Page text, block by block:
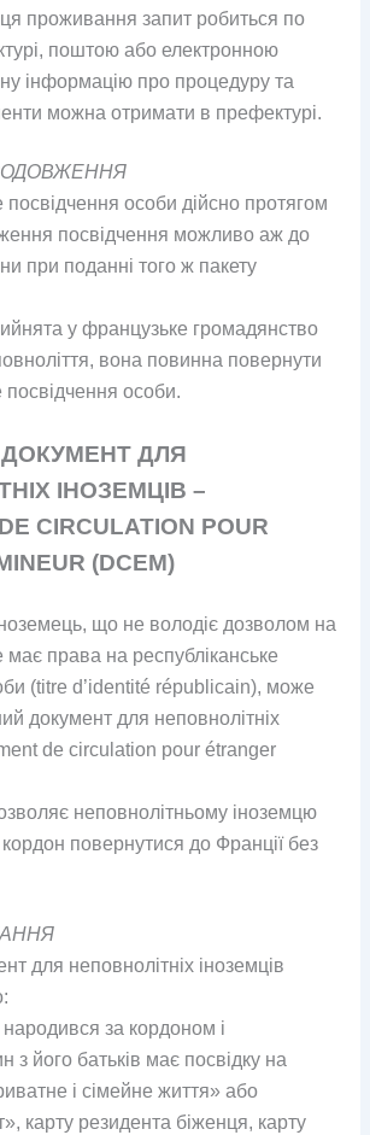
проживання запит робиться по
поштою або електронною
інформацію про процедуру та
можна отримати в префектурі.
посвідчення особи дійсно протягом
посвідчення можливо аж до
при поданні того ж пакету
у французьке громадянство
вона повинна повернути
посвідчення особи.
ДЛЯ
ІНОЗЕМЦІВ –
CIRCULATION POUR
(DCEM)
що не володіє дозволом на
права на республіканське
(titre d’identité républicain), може
документ для неповнолітніх
de circulation pour étranger
неповнолітньому іноземцю
кордон повернутися до Франції без
для неповнолітніх іноземців
народився за кордоном і
з його батьків має посвідку на
і сімейне життя» або
карту резидента біженця, карту